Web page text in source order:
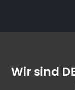
Wir sind